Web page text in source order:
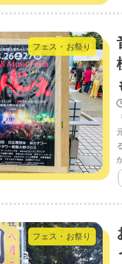
フェス・お祭り
フェス・お祭り